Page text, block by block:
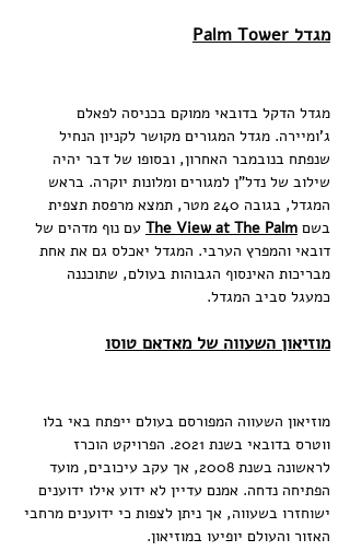
מגדל Palm Tower
מגדל הדקל בדובאי ממוקם בכניסה לפאלם
ג'ומיירה. מגדל המגורים מקושר לקניון הנחיל
שנפתח בנובמבר האחרון, ובסופו של דבר יהיה
שילוב של נדל"ן למגורים ומלונות יוקרה. בראש
המגדל, בגובה 240 מטר, תמצא מרפסת תצפית
בשם The View at The Palm עם נוף מדהים של
דובאי והמפרץ הערבי. המגדל יאכלס גם את אחת
מבריכות האינסוף הגבוהות בעולם, שתוכננה
כמעגל סביב המגדל.
מוזיאון השעווה של מאדאם טוסו
מוזיאון השעווה המפורסם בעולם ייפתח באי בלו
ווטרס בדובאי בשנת 2021. הפרויקט הוכרז
לראשונה בשנת 2008, אך עקב עיכובים, מועד
הפתיחה נדחה. אמנם עדיין לא ידוע אילו ידוענים
ישוחזרו בשעווה, אך ניתן לצפות כי ידוענים מרחבי
האזור והעולם יופיעו במוזיאון.